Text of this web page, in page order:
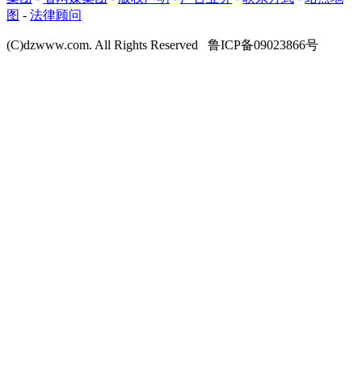
图 - 法律顾问
(C)dzwww.com. All Rights Reserved 鲁ICP备09023866号